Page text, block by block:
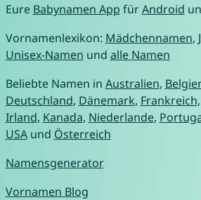
Eure Babynamen App fürAndroid
Vornamenlexikon: Mädchennamen,
Unisex-Namen und alle Namen
Beliebte Namen in Australien,
Deutschland, Dänemark, Frankreich,
Irland, Kanada, Niederlande,
USAund Österreich
Namensgenerator
Vornamen Blog